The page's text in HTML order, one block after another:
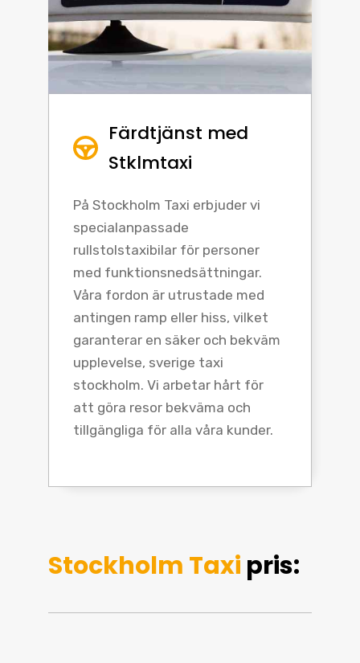
Färdtjänst med
Stklmtaxi
På Stockholm Taxi erbjuder vi
specialanpassade
rullstolstaxibilar för personer
med funktionsnedsättningar.
Våra fordon är utrustade med
antingen ramp eller hiss, vilket
garanterar en säker och bekväm
upplevelse, sverige taxi
stockholm. Vi arbetar hårt för
att göra resor bekväma och
tillgängliga för alla våra kunder.
Stockholm Taxi pris: